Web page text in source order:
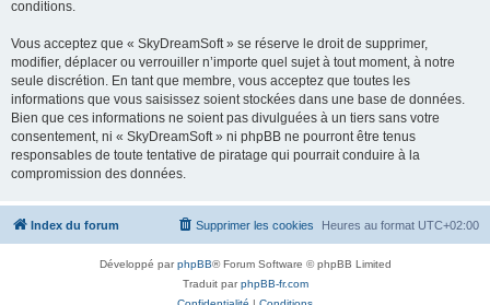
conditions.
Vous acceptez que « SkyDreamSoft » se réserve le droit de supprimer,
modifier, déplacer ou verrouiller n’importe quel sujet à tout moment, à notre
seule discrétion. En tant que membre, vous acceptez que toutes les
informations que vous saisissez soient stockées dans une base de données.
Bien que ces informations ne soient pas divulguées à un tiers sans votre
consentement, ni « SkyDreamSoft » ni phpBB ne pourront être tenus
responsables de toute tentative de piratage qui pourrait conduire à la
compromission des données.
Index du forum Heures au format UTC+02:00
Supprimer les cookies
Développé parphpBB® Forum Software © phpBB Limited
Traduit parphpBB-fr.com